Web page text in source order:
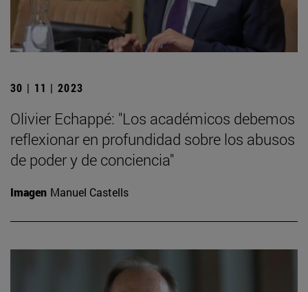
30 | 11 | 2023
Olivier Echappé: "Los académicos debemos
reflexionar en profundidad sobre los abusos
de poder y de conciencia"
Imagen Manuel Castells